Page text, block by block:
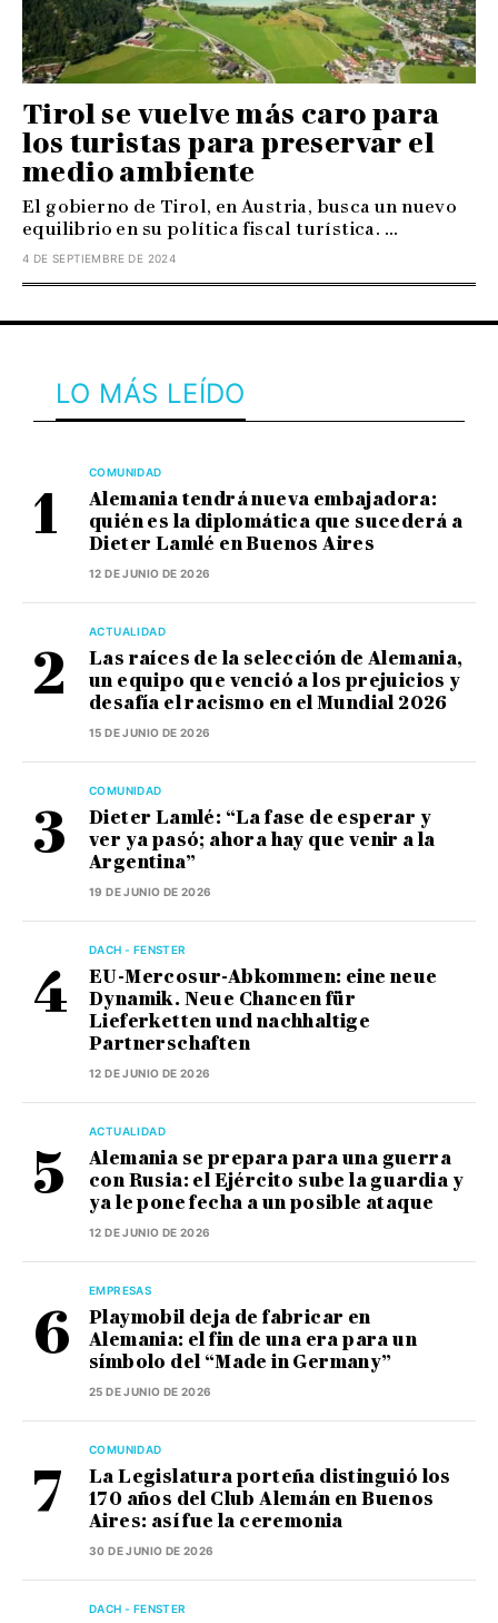
Tirol se vuelve más caro para
los turistas para preservar el
medio ambiente
El gobierno de Tirol, en Austria, busca un nuevo
equilibrio en su política fiscal turística. ...
4 DE SEPTIEMBRE DE 2024
LO MÁS LEÍDO
COMUNIDAD
Alemania tendrá nueva embajadora:
quién es la diplomática que sucederá a
Dieter Lamlé en Buenos Aires
12 DE JUNIO DE 2026
ACTUALIDAD
Las raíces de la selección de Alemania,
un equipo que venció a los prejuicios y
desafía el racismo en el Mundial 2026
15 DE JUNIO DE 2026
COMUNIDAD
Dieter Lamlé: “La fase de esperar y
ver ya pasó; ahora hay que venir a la
Argentina”
19 DE JUNIO DE 2026
DACH - FENSTER
EU-Mercosur-Abkommen: eine neue
Dynamik. Neue Chancen für
Lieferketten und nachhaltige
Partnerschaften
12 DE JUNIO DE 2026
ACTUALIDAD
Alemania se prepara para una guerra
con Rusia: el Ejército sube la guardia y
ya le pone fecha a un posible ataque
12 DE JUNIO DE 2026
EMPRESAS
Playmobil deja de fabricar en
Alemania: el fin de una era para un
símbolo del “Made in Germany”
25 DE JUNIO DE 2026
COMUNIDAD
La Legislatura porteña distinguió los
170 años del Club Alemán en Buenos
Aires: así fue la ceremonia
30 DE JUNIO DE 2026
DACH - FENSTER